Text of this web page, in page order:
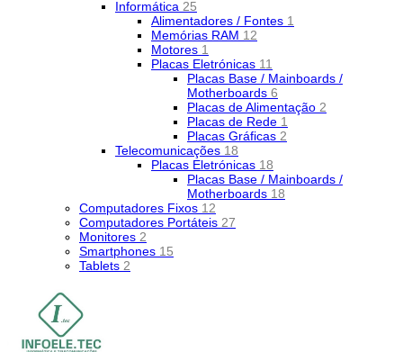
Informática 25
Alimentadores / Fontes 1
Memórias RAM 12
Motores 1
Placas Eletrónicas 11
Placas Base / Mainboards /
Motherboards 6
Placas de Alimentação 2
Placas de Rede 1
Placas Gráficas 2
Telecomunicações 18
Placas Eletrónicas 18
Placas Base / Mainboards /
Motherboards 18
Computadores Fixos 12
Computadores Portáteis 27
Monitores 2
Smartphones 15
Tablets 2